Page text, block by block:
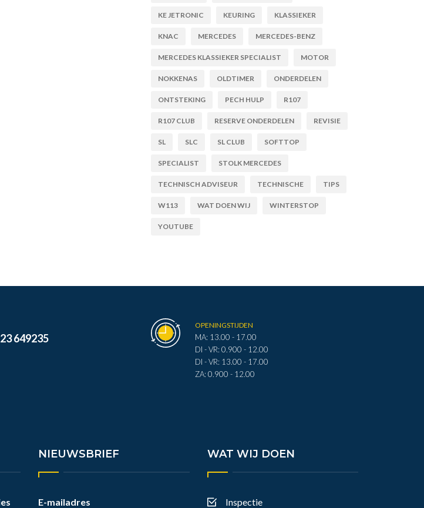
KE JETRONIC KEURING KLASSIEKER
KNAC MERCEDES MERCEDES-BENZ
MERCEDES KLASSIEKER SPECIALIST MOTOR
NOKKENAS OLDTIMER ONDERDELEN
ONTSTEKING PECH HULP R107
R107 CLUB RESERVE ONDERDELEN REVISIE
SL SLC SL CLUB SOFTTOP
SPECIALIST STOLK MERCEDES
TECHNISCH ADVISEUR TECHNISCHE TIPS
W113 WAT DOEN WIJ WINTERSTOP
YOUTUBE
649235
OPENINGSTIJDEN
MA: 13.00 - 17.00
DI - VR: 0.900 - 12.00
DI - VR: 13.00 - 17.00
ZA: 0.900 - 12.00
NIEUWSBRIEF
E-mailadres
WAT WIJ DOEN
Inspectie